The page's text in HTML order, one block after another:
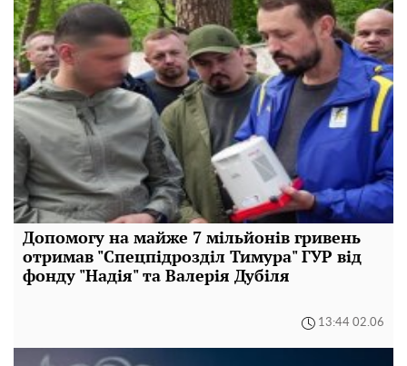
Допомогу на майже 7 мільйонів гривень
отримав "Спецпідрозділ Тимура" ГУР від
фонду "Надія" та Валерія Дубіля
13:44 02.06